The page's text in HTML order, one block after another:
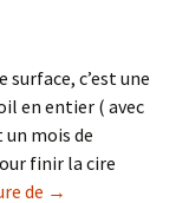
surface, c’est une
en entier ( avec
un mois de
finir la cire
de Points forts et
→